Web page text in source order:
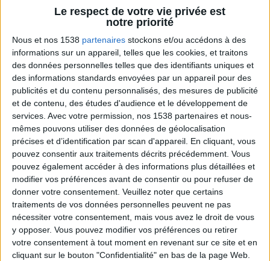
Le respect de votre vie privée est
notre priorité
Nous et nos 1538 partenaires stockons et/ou accédons à des
informations sur un appareil, telles que les cookies, et traitons
des données personnelles telles que des identifiants uniques et
des informations standards envoyées par un appareil pour des
publicités et du contenu personnalisés, des mesures de publicité
et de contenu, des études d'audience et le développement de
services. Avec votre permission, nos 1538 partenaires et nous-
mêmes pouvons utiliser des données de géolocalisation
précises et d’identification par scan d'appareil. En cliquant, vous
pouvez consentir aux traitements décrits précédemment. Vous
pouvez également accéder à des informations plus détaillées et
modifier vos préférences avant de consentir ou pour refuser de
donner votre consentement. Veuillez noter que certains
traitements de vos données personnelles peuvent ne pas
nécessiter votre consentement, mais vous avez le droit de vous
y opposer. Vous pouvez modifier vos préférences ou retirer
votre consentement à tout moment en revenant sur ce site et en
cliquant sur le bouton "Confidentialité" en bas de la page Web.
12:50 Doit-on faire un rattrapage après un repas
13:55 Comment compter la pâte brisée ?
15:55 J'ai perdu 1 kilo en 1 semaine, est-ce bien
Combien de kilos souhaitez-vous perdre ?
Moins de
5 kilos
De 5 à 10
kilos
Plus de
10 kilos
Webinaires en direct Voir tout
Chaque semaine, posez vos questions en live
en participant à des vidéo-conférences avec